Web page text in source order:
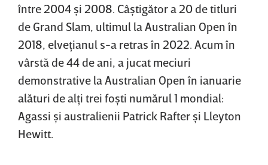
între 2004 şi 2008. Câştigător a 20 de titluri
de Grand Slam, ultimul la Australian Open în
2018, elveţianul s-a retras în 2022. Acum în
vârstă de 44 de ani, a jucat meciuri
demonstrative la Australian Open în ianuarie
alături de alţi trei foşti numărul 1 mondial:
Agassi şi australienii Patrick Rafter şi Lleyton
Hewitt.